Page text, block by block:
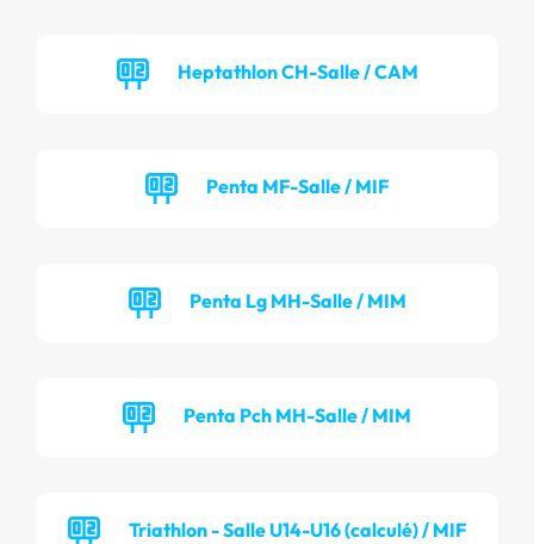
Heptathlon CH-Salle / CAM
Penta MF-Salle / MIF
Penta Lg MH-Salle / MIM
Penta Pch MH-Salle / MIM
Triathlon - Salle U14-U16 (calculé) / MIF